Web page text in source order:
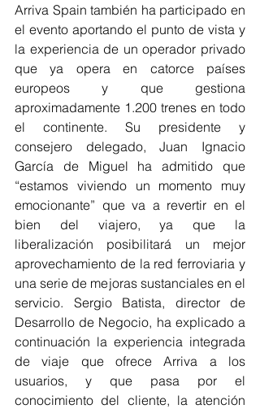
Arriva Spain también ha participado en
el evento aportando el punto de vista y
la experiencia de un operador privado
que ya opera en catorce países
europeos y que gestiona
aproximadamente 1.200 trenes en todo
el continente. Su presidente y
consejero delegado, Juan Ignacio
García de Miguel ha admitido que
“estamos viviendo un momento muy
emocionante” que va a revertir en el
bien del viajero, ya que la
liberalización posibilitará un mejor
aprovechamiento de la red ferroviaria y
una serie de mejoras sustanciales en el
servicio. Sergio Batista, director de
Desarrollo de Negocio, ha explicado a
continuación la experiencia integrada
de viaje que ofrece Arriva a los
usuarios, y que pasa por el
conocimiento del cliente, la atención